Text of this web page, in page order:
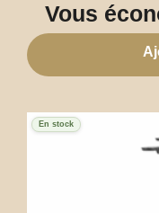
Vous
En stock